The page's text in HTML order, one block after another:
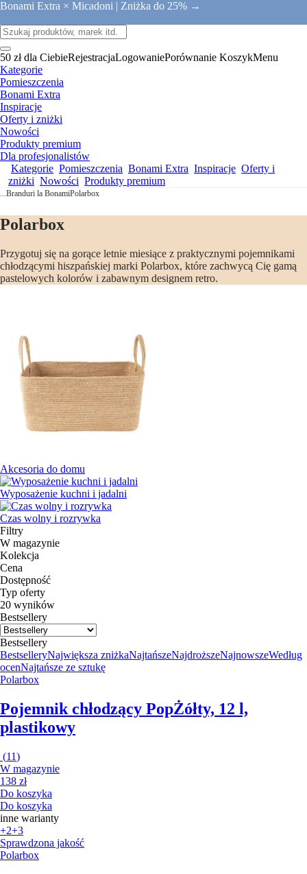
Bonami Extra × Micadoni | Zniżka do 25% →
50 zł dla CiebieRejestracjaLogowaniePorównanie KoszykMenu
Kategorie
Pomieszczenia
Bonami Extra
Inspiracje
Oferty i zniżki
Nowości
Produkty premium
Dla profesjonalistów
Kategorie Pomieszczenia Bonami Extra Inspiracje Oferty i
zniżki Nowości Produkty premium
...Branduri la BonamiPolarbox
Polarbox
Przygotuj się na gorące letnie miesiące z praktycznymi pojemnikami
chłodzącymi hiszpańskiej marki Polarbox, które zachwycą Cię gamą
pastelowych kolorów i zabawnym designem retro.
Akcesoria do domu
Wyposażenie kuchni i jadalni
Czas wolny i rozrywka
Filtry
W magazynie
Kolekcja
Cena
Dostępność
Typ oferty
20 wyników
Bestsellery
Bestsellery
BestselleryNajwiększa zniżkaNajtańszeNajdroższeNajnowszeWedług
ocenNajtańsze ze sztukę
Polarbox
Pojemnik chłodzący PopŻółty, 12 l,
plastikowy
(11)
W magazynie
138 zł
Do koszyka
Do koszyka
inne warianty
+2+3
Sprawdzona jakość
Polarbox